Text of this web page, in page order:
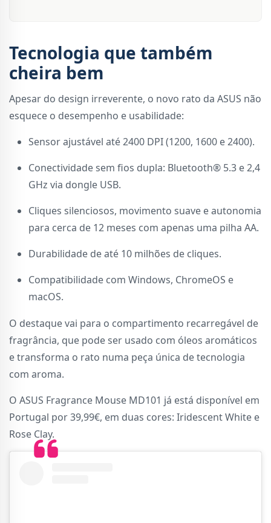
Tecnologia que também
cheira bem
Apesar do design irreverente, o novo rato da ASUS não
esquece o desempenho e usabilidade:
Sensor ajustável até 2400 DPI (1200, 1600 e 2400).
Conectividade sem fios dupla: Bluetooth® 5.3 e 2,4
GHz via dongle USB.
Cliques silenciosos, movimento suave e autonomia
para cerca de 12 meses com apenas uma pilha AA.
Durabilidade de até 10 milhões de cliques.
Compatibilidade com Windows, ChromeOS e
macOS.
O destaque vai para o compartimento recarregável de
fragrância, que pode ser usado com óleos aromáticos
e transforma o rato numa peça única de tecnologia
com aroma.
O ASUS Fragrance Mouse MD101 já está disponível em
Portugal por 39,99€, em duas cores: Iridescent White e
Rose Clay.